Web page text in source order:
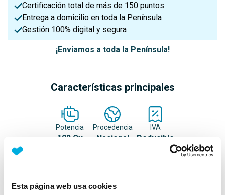
Esta página web usa cookies
Certificación total de más de 150 puntos
Entrega a domicilio en toda la Península
Gestión 100% digital y segura
¡Enviamos a toda la Península!
Características principales
Potencia
102 Cv
Procedencia
Nacional
IVA
Deducible
5 05/05/2022